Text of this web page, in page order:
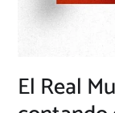
El Real